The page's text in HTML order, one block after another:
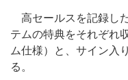
高セールスを記録し
テムの特典をそれぞれ
ム仕様）と、サイン入
る。